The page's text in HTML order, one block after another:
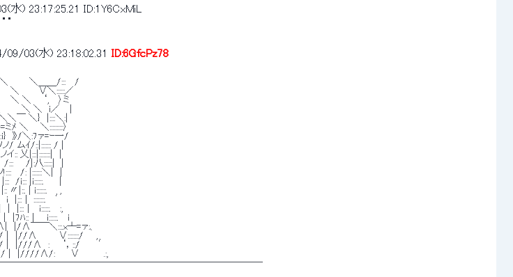
水) 23:17:25.21 ID:1Y6CxMiL
09/03(水) 23:18:02.31 ID:6GfcPz78
　 　 ＼＿＿/:::　 /
＼　　　∨＼::::::／
＼ 　 ‘,　 〉ミ
　 ＼ ＼　i／　｜
＼￣ ＼}　|::::＼:|
＼ 　 ＼::::::::::〉
:i}　》/＼:7ァ=ｰ一/
/ ムｲ/::|::::::: / |
:: 乂|:::|::::::::|　|
　　/|:八::::::|　|
/: |:::::::＼|　|
/i::: |ｉ::::::.　　 |
| i:::::::.　　,
|:::｜ ::::::::.　 ′
|:::｜　ｉ::::::. 　:,
::｜ 　i::::::.　 i
|/∧￣￣＼:::.x┴=ァ:、
|//∧　　 　∨::::::::/　　,
　|///∧　:　　‘，::/　 　 ′
|////∧/:　　 ∨　 　 　.:,